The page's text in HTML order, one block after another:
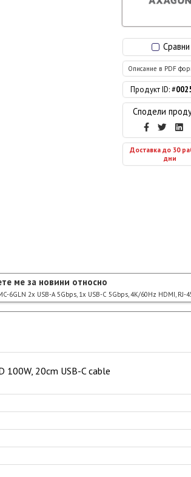
Сравни
Описание в PDF
Продукт ID: #
Сподели
Доставка до 30
дни
ме за новини относно
6GLN 2x USB-A 5Gbps, 1x USB-C 5Gbps, 4K/60Hz HDMI, RJ-
100W, 20cm USB-C cable